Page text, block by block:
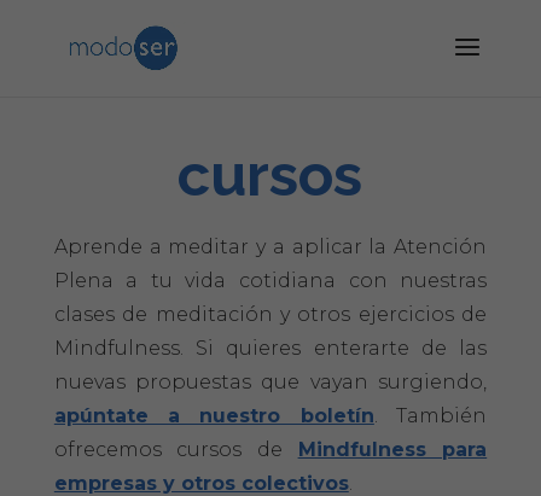
cursos
Aprende a meditar y a aplicar la Atención
Plena a tu vida cotidiana con nuestras
clases de meditación y otros ejercicios de
Mindfulness. Si quieres enterarte de las
nuevas propuestas que vayan surgiendo,
apúntate a nuestro boletín. También
ofrecemos cursos de Mindfulness para
empresas y otros colectivos.